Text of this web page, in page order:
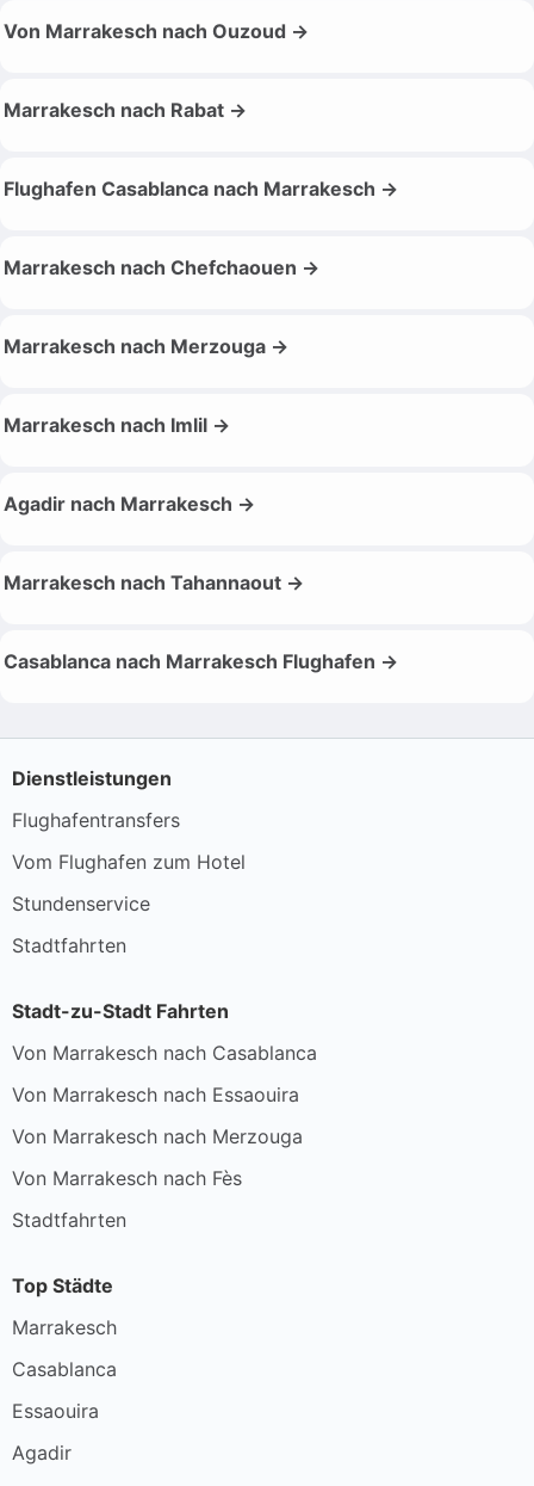
Von Marrakesch nach Ouzoud →
Marrakesch nach Rabat →
Flughafen Casablanca nach Marrakesch →
Marrakesch nach Chefchaouen →
Marrakesch nach Merzouga →
Marrakesch nach Imlil →
Agadir nach Marrakesch →
Marrakesch nach Tahannaout →
Casablanca nach Marrakesch Flughafen →
Dienstleistungen
Flughafentransfers
Vom Flughafen zum Hotel
Stundenservice
Stadtfahrten
Stadt-zu-Stadt Fahrten
Von Marrakesch nach Casablanca
Von Marrakesch nach Essaouira
Von Marrakesch nach Merzouga
Von Marrakesch nach Fès
Stadtfahrten
Top Städte
Marrakesch
Casablanca
Essaouira
Agadir